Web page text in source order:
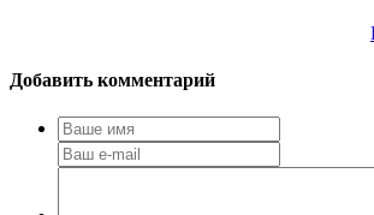
Добавить комментарий